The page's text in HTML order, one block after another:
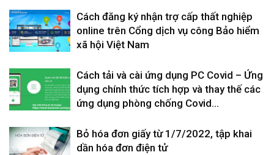
Cách đăng ký nhận trợ cấp thất nghiệp
online trên Cổng dịch vụ công Bảo hiểm
xã hội Việt Nam
Cách tải và cài ứng dụng PC Covid – Ứng
dụng chính thức tích hợp và thay thế các
ứng dụng phòng chống Covid...
Bỏ hóa đơn giấy từ 1/7/2022, tập khai
dần hóa đơn điện tử